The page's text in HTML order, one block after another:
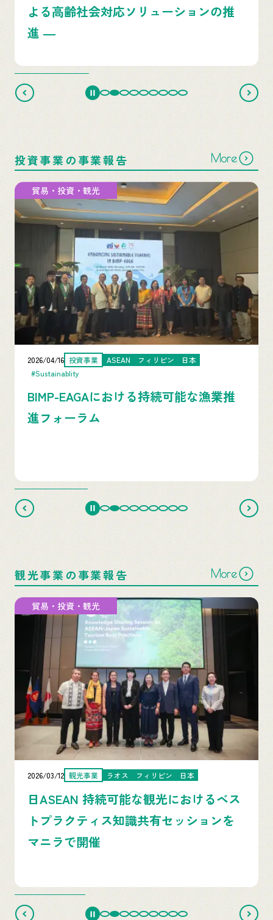
よる高齢社会対応ソリューションの推
進 ―
投資事業の事業報告 More
貿易・投資・観光
2026/04/16 投資事業 ASEAN フィリピン
日本
#Sustainablity
BIMP-EAGAにおける持続可能な漁業推
進フォーラム
観光事業の事業報告 More
貿易・投資・観光
2026/03/12 観光事業 ラオス フィリピン 日本
日ASEAN 持続可能な観光におけるベス
トプラクティス知識共有セッションを
マニラで開催